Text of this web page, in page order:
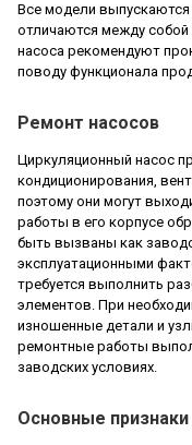
Все модели выпускаются
отличаются между
насоса рекомендуют
поводу функционала
Ремонт насосов
Циркуляционный насос
кондиционирования,
поэтому они могут
работы в его корпусе
быть вызваны как
эксплуатационными
требуется выполнить
элементов. При
изношенные детали и
ремонтные работы
заводских условиях.
Основные признаки